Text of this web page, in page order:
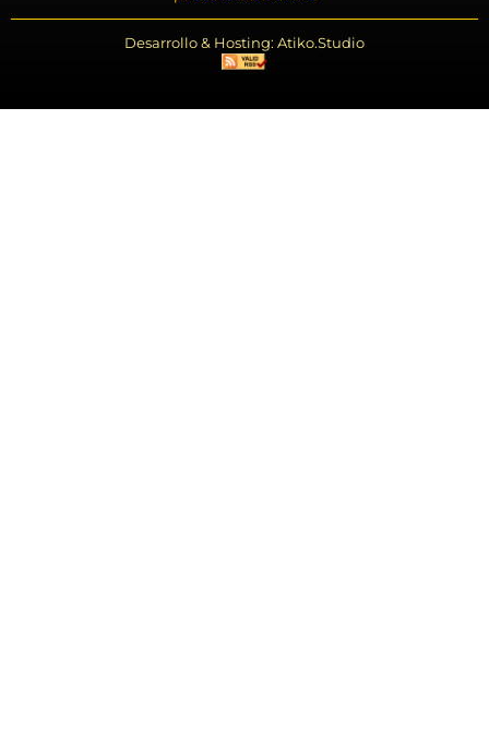
Desarrollo & Hosting: Atiko.Studio